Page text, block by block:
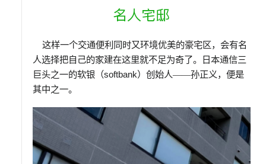
名人宅邸
这样一个交通便利同时又环境优美的豪宅区，会有名
人选择把自己的家建在这里就不足为奇了。日本通信三
巨头之一的软银（softbank）创始人——孙正义，便是
其中之一。